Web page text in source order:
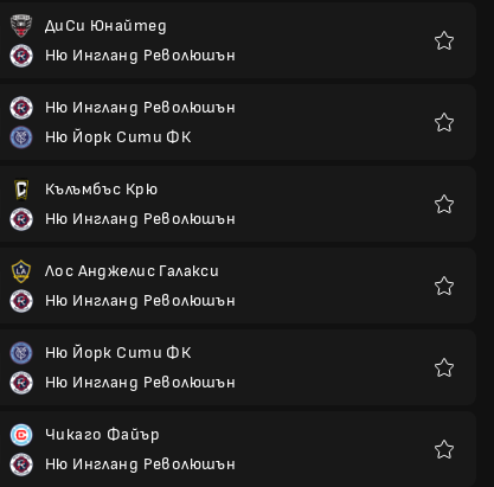
ДиСи Юнайтед
Ню Ингланд Революшън
Ню Ингланд Революшън
Ню Йорк Сити ФК
Кълъмбъс Крю
Ню Ингланд Революшън
Лос Анджелис Галакси
Ню Ингланд Революшън
Ню Йорк Сити ФК
Ню Ингланд Революшън
Чикаго Файър
Ню Ингланд Революшън